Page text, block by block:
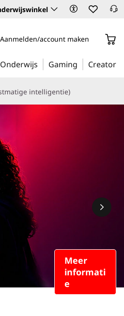
Aanmelden/account maken
Onderwijs Gaming Creator
intelligentie)
Meer
informati
e